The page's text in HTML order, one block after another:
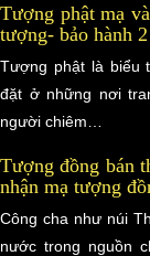
Tượng phật mạ
tượng- bảo hành
Tượng phật là biểu
đặt ở những nơi
người chiêm…
Tượng đồng bán
nhận mạ tượng
Công cha như núi
nước trong nguồn